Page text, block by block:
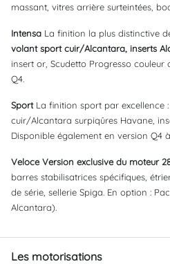
massant, vitres arrière surteintées,
Intensa La finition la plus distinctive
volant sport cuir/Alcantara, inserts
insert or, Scudetto Progresso couleur
Q4.
Sport La finition sport par excellence :
cuir/Alcantara surpiqûres Havane,
Disponible également en version Q4
Veloce Version exclusive du moteur
barres stabilisatrices spécifiques,
de série, sellerie Spiga. En option :
Alcantara).
Les motorisations